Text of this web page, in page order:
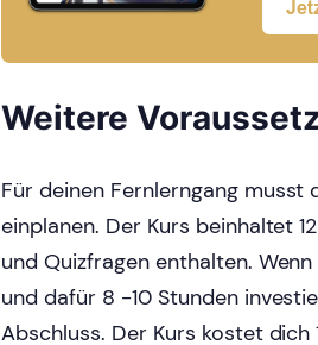
Weitere
Für deinen Fernlerngang
einplanen. Der Kurs beinhaltet
und Quizfragen enthalten.
und dafür 8 -10 Stunden
Abschluss. Der Kurs kostet dich